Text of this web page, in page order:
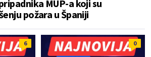
MUP-a koji su
požara u Španiji
6 0